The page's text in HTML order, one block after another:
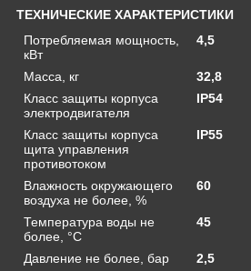
ТЕХНИЧЕСКИЕ ХАРАКТЕРИСТИКИ
Потребляемая мощность,
кВт
4,5
Масса, кг
32,8
Класс защиты корпуса
электродвигателя
IP54
Класс защиты корпуса
щита управления
противотоком
IP55
Влажность окружающего
воздуха не более, %
60
Температура воды не
более, °С
45
Давление не более, бар
2,5